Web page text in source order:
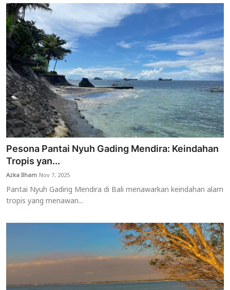
Pesona Pantai Nyuh Gading Mendira: Keindahan
Tropis yan...
Azka Ilham Nov 7, 2025
Pantai Nyuh Gading Mendira di Bali menawarkan keindahan alam
tropis yang menawan...